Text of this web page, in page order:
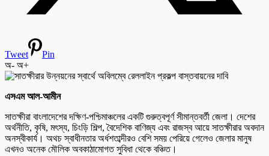
Tweet
Pin
অ- অ+
এসএম আল-আমীন
সাতক্ষীরা বাংলাদেশের দক্ষিণ-পশ্চিমাঞ্চলের একটি গুরুত্বপূর্ণ সীমান্তবর্তী জেলা। দেশের
অর্থনীতি, কৃষি, মৎস্য, চিংড়ি শিল্প, বৈদেশিক বাণিজ্য এবং রাজস্ব আয়ে সাতক্ষীরার অবদান
অনস্বীকার্য। অথচ স্বাধীনতার অর্ধশতাব্দীরও বেশি সময় পেরিয়ে গেলেও জেলার মানুষ
এখনও অনেক মৌলিক অবকাঠামোগত সুবিধা থেকে বঞ্চিত।